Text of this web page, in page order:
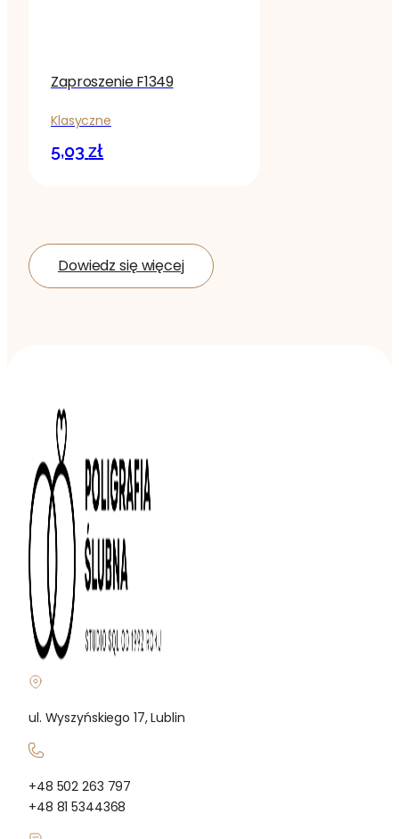
Zaproszenie F1349
Klasyczne
5,03zł
Dowiedz się więcej
ul. Wyszyńskiego 17, Lublin
+48 502 263 797
+48 81 5344368